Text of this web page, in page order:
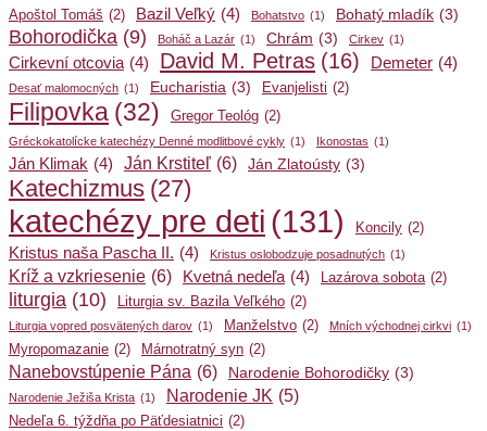
Apoštol Tomáš (2) Bazil Veľký (4) Bohatstvo (1) Bohatý mladík (3)
Bohorodička (9) Boháč a Lazár (1) Chrám (3) Cirkev (1)
Cirkevní otcovia (4) David M. Petras (16) Demeter (4)
Desať malomocných (1) Eucharistia (3) Evanjelisti (2)
Filipovka (32) Gregor Teológ (2)
Gréckokatolícke katechézy Denné modlitbové cykly (1) Ikonostas (1)
Ján Klimak (4) Ján Krstiteľ (6) Ján Zlatoústy (3)
Katechizmus (27)
katechézy pre deti (131) Koncily (2)
Kristus naša Pascha II. (4) Kristus oslobodzuje posadnutých (1)
Kríž a vzkriesenie (6) Kvetná nedeľa (4) Lazárova sobota (2)
liturgia (10) Liturgia sv. Bazila Veľkého (2)
Liturgia vopred posvätených darov (1) Manželstvo (2) Mních východnej cirkvi (1)
Myropomazanie (2) Márnotratný syn (2)
Nanebovstúpenie Pána (6) Narodenie Bohorodičky (3)
Narodenie Ježiša Krista (1) Narodenie JK (5)
Nedeľa 6. týždňa po Päťdesiatnici (2)